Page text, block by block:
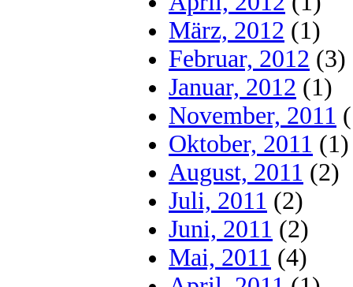
März, 2012 (1)
Februar, 2012 (3)
Januar, 2012 (1)
November, 2011
Oktober, 2011 (1)
August, 2011 (2)
Juli, 2011 (2)
Juni, 2011 (2)
Mai, 2011 (4)